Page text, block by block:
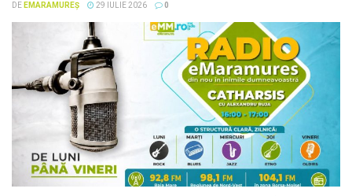
DE EMARAMUREȘ 29 IULIE 2026 0